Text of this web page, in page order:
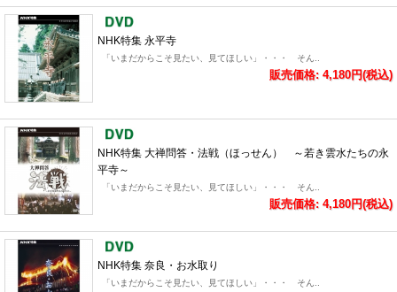
NHK特集 永平寺
「いまだからこそ見たい、見てほしい」・・・ そん..
販売価格: 4,180円(税込)
NHK特集 大禅問答・法戦（ほっせん） ～若き雲水たちの永
平寺～
「いまだからこそ見たい、見てほしい」・・・ そん..
販売価格: 4,180円(税込)
NHK特集 奈良・お水取り
「いまだからこそ見たい、見てほしい」・・・ そん..